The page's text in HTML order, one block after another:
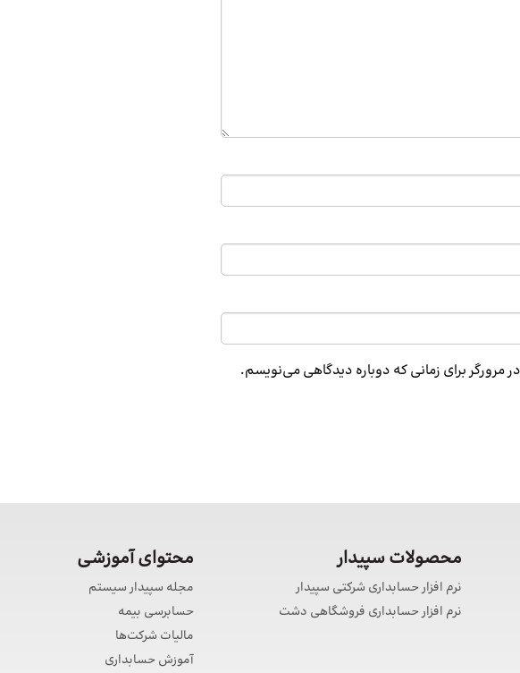
مرورگر برای زمانی که دوباره دیدگاهی می‌نویسم.
محصولات سپیدار
نرم افزار حسابداری شرکتی سپیدار
نرم افزار حسابداری فروشگاهی دشت
محتوای آموزشی
مجله سپیدار سیستم
حسابرسی بیمه
مالیات شرکت‌ها
آموزش حسابداری